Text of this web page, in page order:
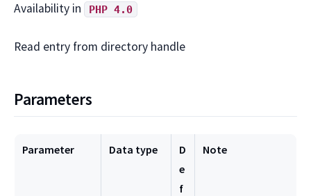
Availability in PHP 4.0
Read entry from directory handle
Parameters
Parameter Data type
D
e
f
Note